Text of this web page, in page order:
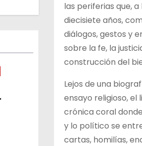
las periferias que,
diecisiete años,
diálogos, gestos y
sobre la fe, la
construcción del
Lejos de una
ensayo religioso, el
crónica coral
y lo político se
cartas, homilías,